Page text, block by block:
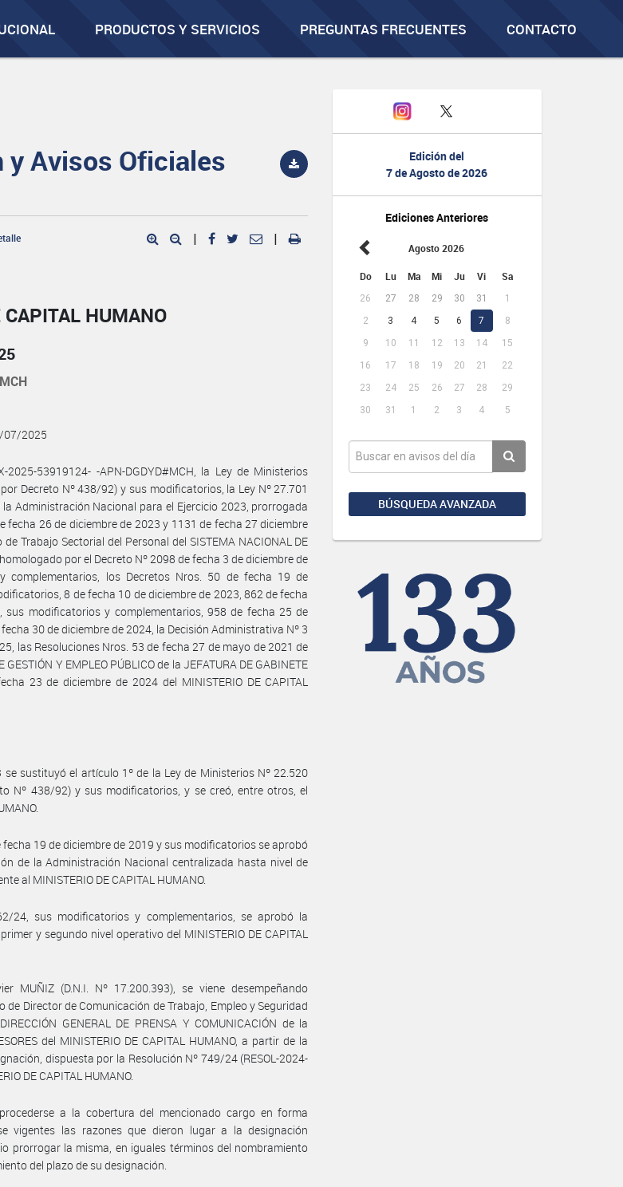
PRODUCTOS Y SERVICIOS PREGUNTAS FRECUENTES CONTACTO
Edición del
7 de Agosto de 2026
Ediciones Anteriores
Agosto 2026
Do Lu Ma Mi Ju Vi Sa
26 27 28 29 30 31
1
2
3 4 5 6 7
8
9
10 11 12 13 14
15
16
17 18 19 20 21
22
23
24 25 26 27 28
29
30
31 1 2 3 4 5
BÚSQUEDA AVANZADA
y Avisos Oficiales
| |
HUMANO
07/2025
2025-53919124- -APN-DGDYD#MCH, la Ley de Ministerios
Decreto Nº 438/92) y sus modificatorios, la Ley Nº 27.701
Administración Nacional para el Ejercicio 2023, prorrogada
fecha 26 de diciembre de 2023 y 1131 de fecha 27 diciembre
Trabajo Sectorial del Personal del SISTEMA NACIONAL DE
homologado por el Decreto Nº 2098 de fecha 3 de diciembre de
complementarios, los Decretos Nros. 50 de fecha 19 de
8 de fecha 10 de diciembre de 2023, 862 de fecha
sus modificatorios y complementarios, 958 de fecha 25 de
30 de diciembre de 2024, la Decisión Administrativa Nº 3
las Resoluciones Nros. 53 de fecha 27 de mayo de 2021 de
GESTIÓN Y EMPLEO PÚBLICO de la JEFATURA DE GABINETE
23 de diciembre de 2024 del MINISTERIO DE CAPITAL
se sustituyó el artículo 1º de la Ley de Ministerios Nº 22.520
Nº 438/92) y sus modificatorios, y se creó, entre otros, el
fecha 19 de diciembre de 2019 y sus modificatorios se aprobó
de la Administración Nacional centralizada hasta nivel de
al MINISTERIO DE CAPITAL HUMANO.
24, sus modificatorios y complementarios, se aprobó la
y segundo nivel operativo del MINISTERIO DE CAPITAL
MUÑIZ (D.N.I. Nº 17.200.393), se viene desempeñando
Director de Comunicación de Trabajo, Empleo y Seguridad
GENERAL DE PRENSA Y COMUNICACIÓN de la
del MINISTERIO DE CAPITAL HUMANO, a partir de la
dispuesta por la Resolución Nº 749/24 (RESOL-2024-
DE CAPITAL HUMANO.
a la cobertura del mencionado cargo en forma
vigentes las razones que dieron lugar a la designación
prorrogar la misma, en iguales términos del nombramiento
del plazo de su designación.